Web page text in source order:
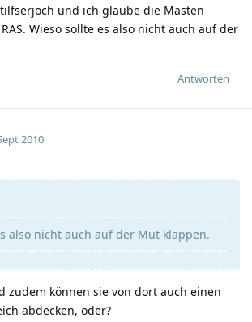
und ich glaube die Masten
Wieso sollte es also nicht auch auf der
Antworten
2010
also nicht auch auf der Mut klappen.
zudem können sie von dort auch einen
abdecken, oder?